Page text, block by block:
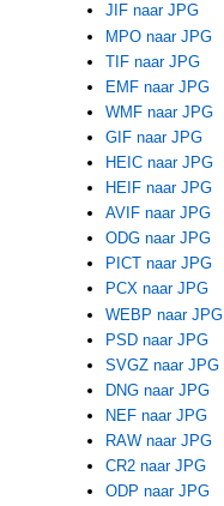
JIF naar JPG
MPO naar JPG
TIF naar JPG
EMF naar JPG
WMF naar JPG
GIF naar JPG
HEIC naar JPG
HEIF naar JPG
AVIF naar JPG
ODG naar JPG
PICT naar JPG
PCX naar JPG
WEBP naar JPG
PSD naar JPG
SVGZ naar JPG
DNG naar JPG
NEF naar JPG
RAW naar JPG
CR2 naar JPG
ODP naar JPG